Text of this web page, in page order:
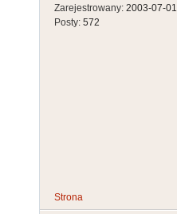
Zarejestrowany: 2003-07-01
Posty: 572
Strona